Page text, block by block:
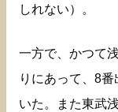
しれない）。
一方で、かつて
りにあって、8
いた。また東武